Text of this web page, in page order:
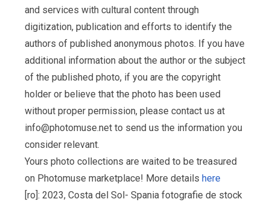
and services with cultural content through
digitization, publication and efforts to identify the
authors of published anonymous photos. If you have
additional information about the author or the subject
of the published photo, if you are the copyright
holder or believe that the photo has been used
without proper permission, please contact us at
info@photomuse.net to send us the information you
consider relevant.
Yours photo collections are waited to be treasured
on Photomuse marketplace! More details here
[ro]: 2023, Costa del Sol- Spania fotografie de stock